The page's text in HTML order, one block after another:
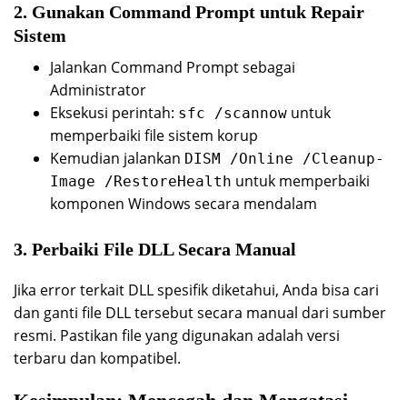
2. Gunakan Command Prompt untuk Repair
Sistem
Jalankan Command Prompt sebagai
Administrator
Eksekusi perintah: sfc /scannow untuk
memperbaiki file sistem korup
Kemudian jalankan DISM /Online /Cleanup-
Image /RestoreHealth untuk memperbaiki
komponen Windows secara mendalam
3. Perbaiki File DLL Secara Manual
Jika error terkait DLL spesifik diketahui, Anda bisa cari
dan ganti file DLL tersebut secara manual dari sumber
resmi. Pastikan file yang digunakan adalah versi
terbaru dan kompatibel.